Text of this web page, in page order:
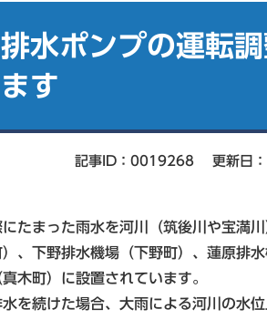
水ポンプの運転
す
記事ID：0019268 更新日
たまった雨水を河川（筑後川や宝満川
、下野排水機場（下野町）、蓮原排
木町）に設置されています。
を続けた場合、大雨による河川の水